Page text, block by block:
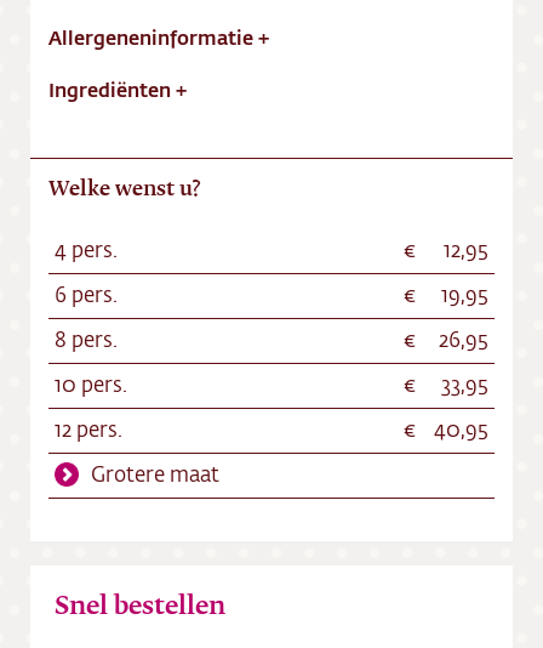
Allergeneninformatie+
Ingrediënten +
Welke wenst u?
4 pers.
12,95
6 pers.
19,95
8 pers.
26,95
10 pers.
33,95
12 pers.
40,95
Grotere maat
Snel bestellen